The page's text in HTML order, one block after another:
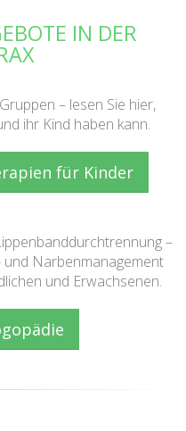
IN DER
– lesen Sie hier,
ihr Kind haben kann.
für Kinder
–
und Narbenmanagement
und Erwachsenen.